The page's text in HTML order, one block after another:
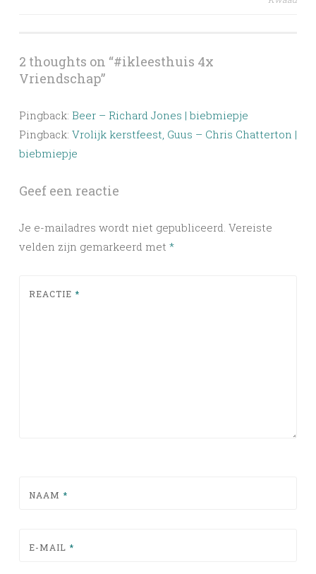
2 thoughts on “#ikleesthuis 4x
Vriendschap”
Pingback: Beer – Richard Jones | biebmiepje
Pingback: Vrolijk kerstfeest, Guus – Chris Chatterton |
biebmiepje
Geef een reactie
Je e-mailadres wordt niet gepubliceerd. Vereiste
velden zijn gemarkeerd met *
REACTIE *
NAAM *
E-MAIL *